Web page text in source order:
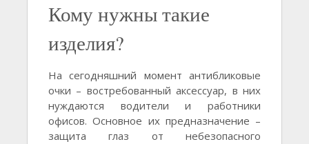
Кому нужны такие
изделия?
На сегодняшний момент антибликовые
очки – востребованный аксессуар, в них
нуждаются водители и работники
офисов. Основное их предназначение –
защита глаз от небезопасного